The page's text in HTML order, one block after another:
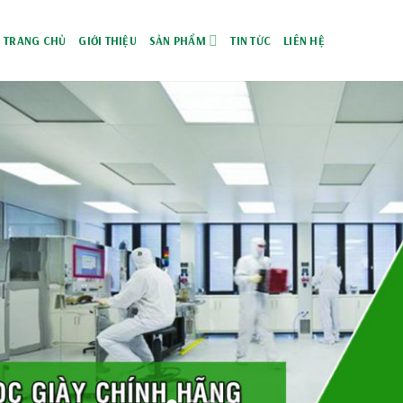
TRANG CHỦ GIỚI THIỆU SẢN PHẨM TIN TỨC LIÊN HỆ